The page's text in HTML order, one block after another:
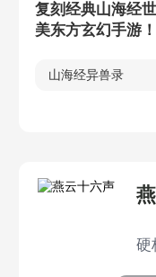
复刻经典山海经
美东方玄幻手游！
山海经异兽录
硬